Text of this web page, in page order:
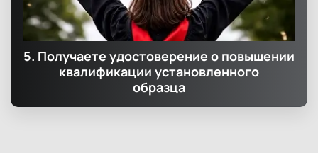
5. Получаете удостоверение о повышении
квалификации установленного
образца